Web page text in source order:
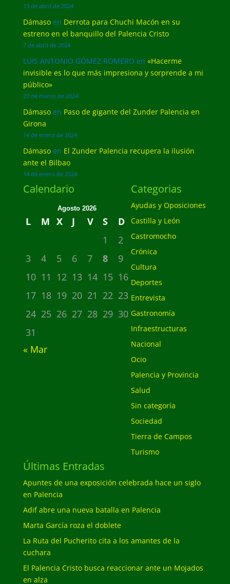
13 de abril de 2024
Dámasoen Derrota para Chuchi Macón en su
estreno en el banquillo del Palencia Cristo
7 de abril de 2024
LUIS ANTONIO GÓMEZ ROMERO en «Hacerme
invisible es lo que más impresiona y sorprende a mi
público»
20 de marzo de 2024
Dámasoen Paso de gigante del Zunder Palencia en
Girona
14 de enero de 2024
Dámasoen El Zunder Palencia recupera la ilusión
ante el Bilbao
14 de enero de 2024
Calendario
Agosto 2026
L M X J V S
D
1
2
3
4 5 6 7 8
9
10 11 12 13 14 15 16
17 18 19 20 21 22 23
24 25 26 27 28 29 30
31
« Mar
Categorias
Ayudas y Oposiciones
Castilla y León
Castromocho
Crónica
Cultura
Deportes
Entrevista
Gastronomía
Infraestructuras
Nacional
Ocio
Palencia y Provincia
Salud
Sin categoría
Sociedad
Tierra de Campos
Turismo
Últimas Entradas
Apuntes de una exposición celebrada hace un siglo
en Palencia
Adif abre una nueva batalla en Palencia
Marta García roza el doblete
La Ruta del Pucherito cita a los amantes de la
cuchara
El Palencia Cristo busca reaccionar ante un Mojados
en alza